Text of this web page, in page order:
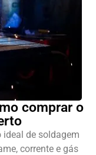
comprar o
de soldagem
corrente e gás